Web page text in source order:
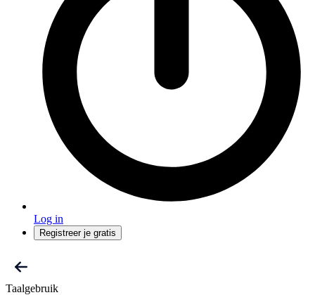
Log in
Registreer je gratis
Taalgebruik